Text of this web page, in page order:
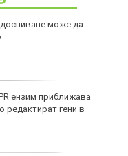
може да
ензим приближава
редактират гени в